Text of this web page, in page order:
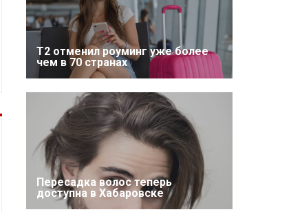
Т2 отменил роуминг уже более
чем в 70 странах
Пересадка волос теперь
доступна в Хабаровске